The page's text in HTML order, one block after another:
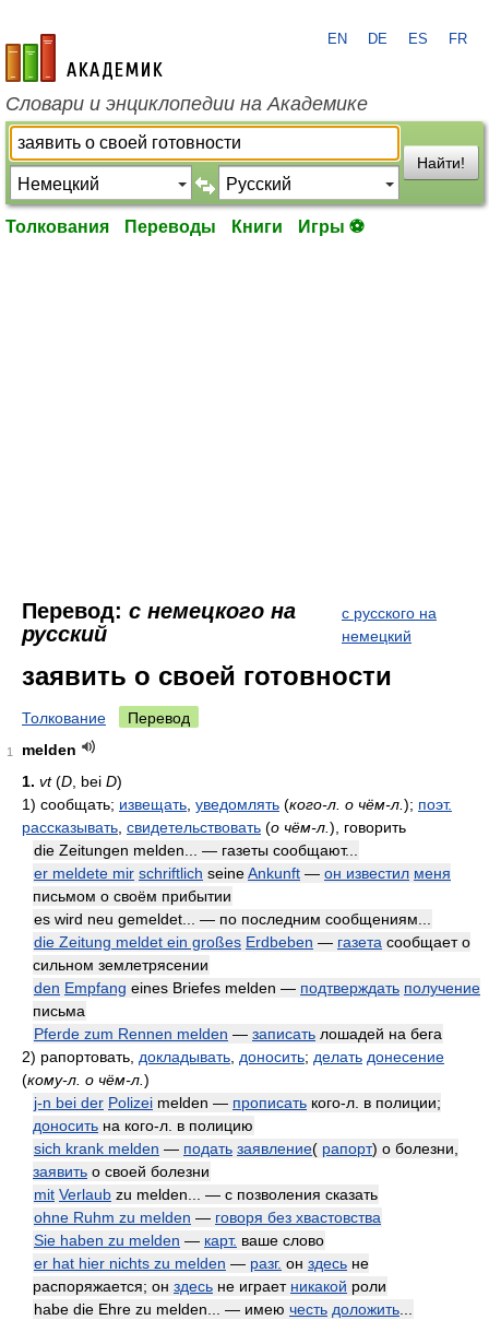
academic.ru
EN DE ES FR
Словари и энциклопедии на Академике
Найти!
Толкования Переводы Книги Игры ⚽
Перевод: с немецкого на
русский
с русского на
немецкий
заявить о своей готовности
Толкование Перевод
1
melden
1. vt(D , bei D)
1) сообщать; извещать уведомлять (кого-л. о чём-л. ); поэт.
рассказывать свидетельствовать (о чём-л. ) , говорить
die Zeitungen melden... — газеты сообщают...
er meldete mir schriftlich seineAnkunft — он известил меня
письмом о своём прибытии
es wird neu gemeldet... — по последним сообщениям...
die Zeitung meldet ein großes Erdbeben — газета сообщает о
сильном землетрясении
den Empfang eines Briefes melden — подтверждать получение
письма
Pferde zum Rennen melden — записать лошадей на бега
2) рапортовать, докладывать доносить; делать донесение
(кому-л. о чём-л. )
j-n bei der Polizei melden — прописать кого-л. в полиции;
доносить на кого-л. в полицию
sich krank melden — подать заявление( рапорт) о болезни,
заявить о своей болезни
mit Verlaub zu melden... — с позволения сказать
ohne Ruhm zu melden — говоря без хвастовства
Sie haben zu melden — карт. ваше слово
er hat hier nichts zu melden — разг. он здесь не
распоряжается; он здесь не играет никакой роли
habe die Ehre zu melden... — имею честь доложить